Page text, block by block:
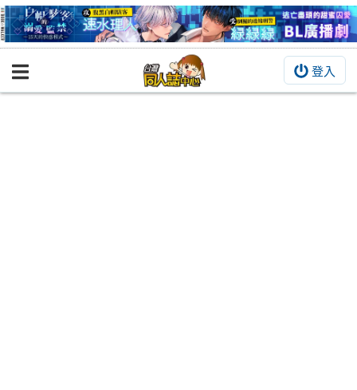
登入
BOOKY書集倉庫